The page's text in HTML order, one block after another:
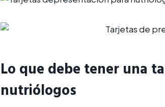
Lo que debe tener una
nutriólogos